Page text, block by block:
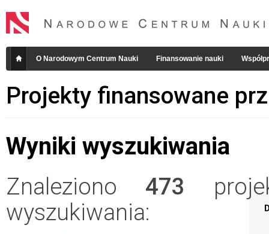
O Narodowym Centrum Nauki Finansowanie nauki
Projekty finansowane
Wyniki wyszukiwania
Znaleziono 473
wyszukiwania: